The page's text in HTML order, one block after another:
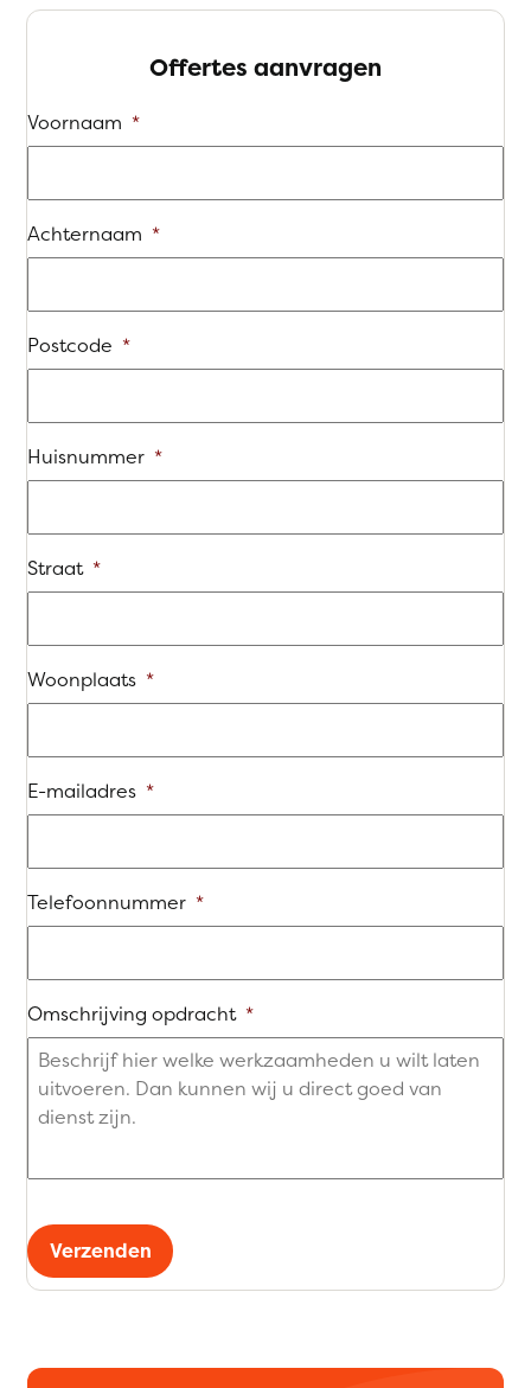
Offertes aanvragen
Voornaam *
Achternaam *
Postcode *
Huisnummer *
Straat *
Woonplaats *
E-mailadres *
Telefoonnummer *
Omschrijving opdracht *
Verzenden